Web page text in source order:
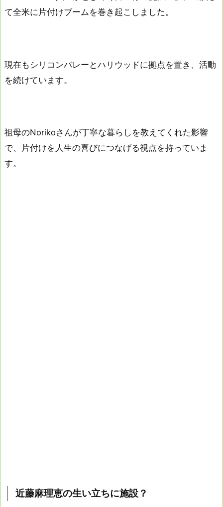
て全米に片付けブームを巻き起こしました。
現在もシリコンバレーとハリウッドに拠点を置き、活動
を続けています。
祖母のNorikoさんが丁寧な暮らしを教えてくれた影響
で、片付けを人生の喜びにつなげる視点を持っていま
す。
近藤麻理恵の生い立ちに施設？